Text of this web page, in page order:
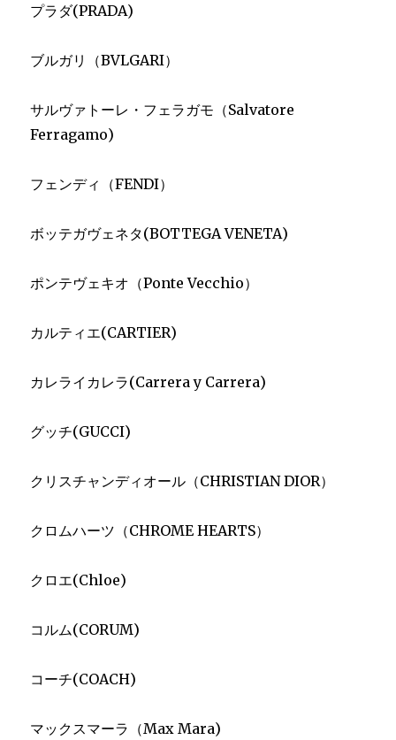
プラダ(PRADA)
ブルガリ（BVLGARI）
サルヴァトーレ・フェラガモ（Salvatore
Ferragamo)
フェンディ（FENDI）
ボッテガヴェネタ(BOTTEGA VENETA)
ポンテヴェキオ（Ponte Vecchio）
カルティエ(CARTIER)
カレライカレラ(Carrera y Carrera)
グッチ(GUCCI)
クリスチャンディオール（CHRISTIAN DIOR）
クロムハーツ（CHROME HEARTS）
クロエ(Chloe)
コルム(CORUM)
コーチ(COACH)
マックスマーラ（Max Mara)